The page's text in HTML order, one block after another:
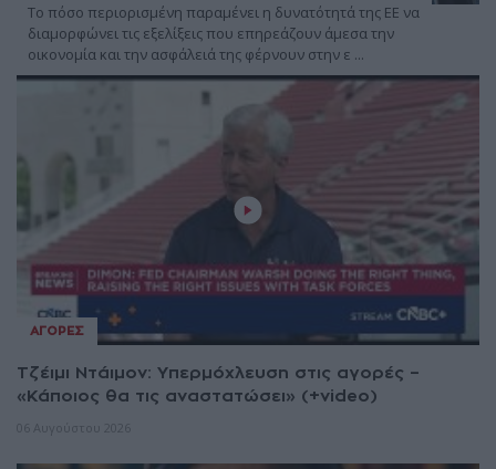
Το πόσο περιορισμένη παραμένει η δυνατότητά της ΕΕ να
διαμορφώνει τις εξελίξεις που επηρεάζουν άμεσα την
οικονομία και την ασφάλειά της φέρνουν στην ε ...
06 Αυγούστου 2026
ΑΓΟΡΈΣ
Τζέιμι Ντάιμον: Υπερμόχλευση στις αγορές –
«Κάποιος θα τις αναστατώσει» (+video)
06 Αυγούστου 2026